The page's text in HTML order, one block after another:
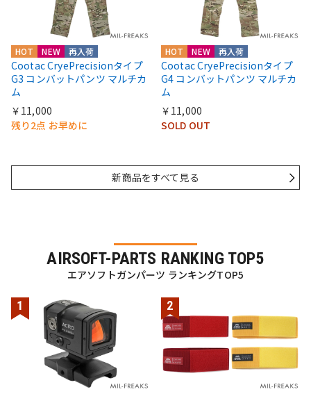
HOT NEW 再入荷
Cootac CryePrecisionタイプ
G3 コンバットパンツ マルチカ
ム
￥11,000
残り2点 お早めに
HOT NEW 再入荷
Cootac CryePrecisionタイプ
G4 コンバットパンツ マルチカ
ム
￥11,000
SOLD OUT
新商品をすべて見る
AIRSOFT-PARTS RANKING TOP5
エアソフトガンパーツ ランキングTOP5